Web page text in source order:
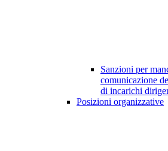
Sanzioni per
comunicazione
di incarichi
Posizioni organizzative